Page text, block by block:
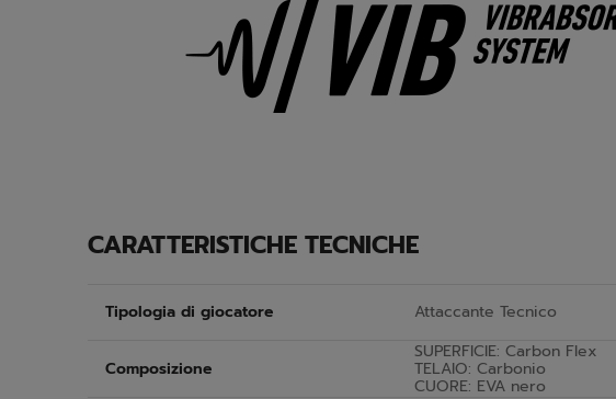
CARATTERISTICHE TECNICHE
Tipologia di giocatore Attaccante Tecnico
Composizione
SUPERFICIE: Carbon Flex
TELAIO: Carbonio
CUORE: EVA nero